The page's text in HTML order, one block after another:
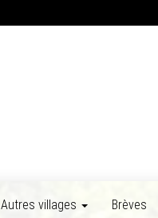
Autres villages Brèves